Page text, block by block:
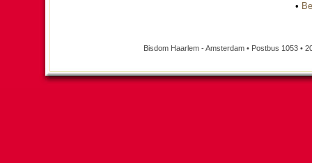
•
Bisdom Haarlem - Amsterdam • Postbus 1053 •